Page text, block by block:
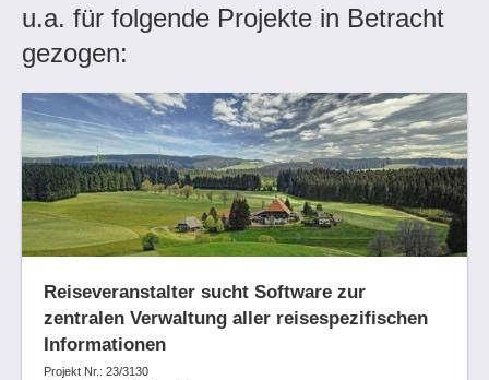
u.a. für folgende Projekte in Betracht
gezogen:
Reiseveranstalter sucht Software zur
zentralen Verwaltung aller reisespezifischen
Informationen
Projekt Nr.: 23/3130